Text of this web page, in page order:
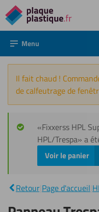
Directement
au
contenu
Menu
Il fait chaud !
de calfeutrage de
«Fixxerss HPL
HPL/Trespa» a
Voir le panier
Retour Page d'accueil
Panneau
Trespa®
Meteon
anthracite
7016